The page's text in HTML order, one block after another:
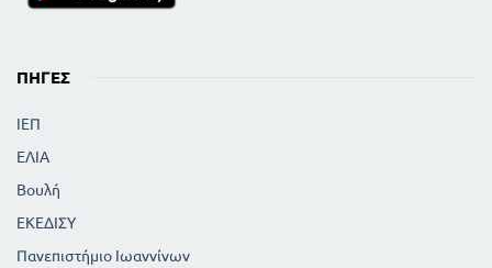
ΠΗΓΈΣ
ΙΕΠ
ΕΛΙΑ
Βουλή
ΕΚΕΔΙΣΥ
Πανεπιστήμιο Ιωαννίνων